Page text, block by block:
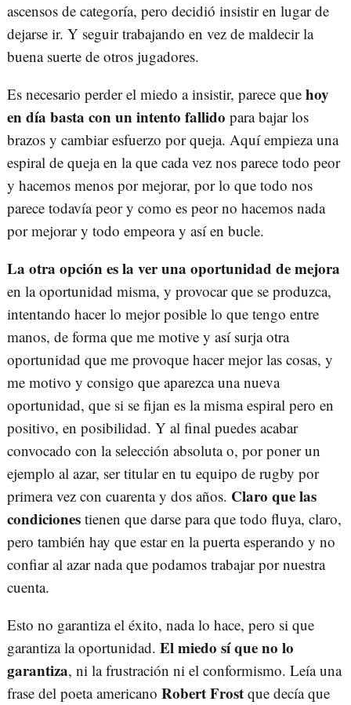
ascensos de categoría, pero decidió insistir en lugar de
dejarse ir. Y seguir trabajando en vez de maldecir la
buena suerte de otros jugadores.
Es necesario perder el miedo a insistir, parece que hoy
en día basta con un intento fallido para bajar los
brazos y cambiar esfuerzo por queja. Aquí empieza una
espiral de queja en la que cada vez nos parece todo peor
y hacemos menos por mejorar, por lo que todo nos
parece todavía peor y como es peor no hacemos nada
por mejorar y todo empeora y así en bucle.
La otra opción es la ver una oportunidad de mejora
en la oportunidad misma, y provocar que se produzca,
intentando hacer lo mejor posible lo que tengo entre
manos, de forma que me motive y así surja otra
oportunidad que me provoque hacer mejor las cosas, y
me motivo y consigo que aparezca una nueva
oportunidad, que si se fijan es la misma espiral pero en
positivo, en posibilidad. Y al final puedes acabar
convocado con la selección absoluta o, por poner un
ejemplo al azar, ser titular en tu equipo de rugby por
primera vez con cuarenta y dos años. Claro que las
condiciones tienen que darse para que todo fluya, claro,
pero también hay que estar en la puerta esperando y no
confiar al azar nada que podamos trabajar por nuestra
cuenta.
Esto no garantiza el éxito, nada lo hace, pero si que
garantiza la oportunidad. El miedo sí que no lo
garantiza, ni la frustración ni el conformismo. Leía una
frase del poeta americano Robert Frost que decía que